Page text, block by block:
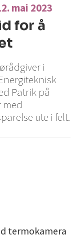
mai 2023
for å
i
Patrik på
ute i felt.
termokamera